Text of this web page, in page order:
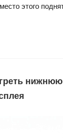
этого
нижнюю